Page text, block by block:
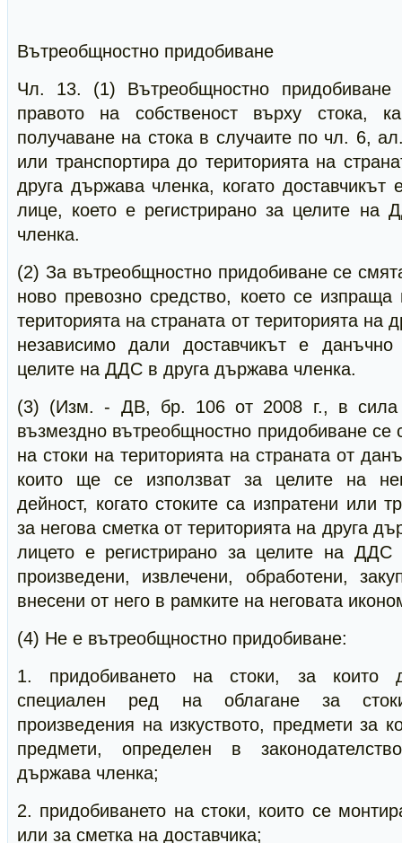
Вътреобщностно придобиване
Чл. 13. (1) Вътреобщностно придобиване
правото на собственост върху стока,
получаване на стока в случаите по чл. 6,
или транспортира до територията на
друга държава членка, когато
лице, което е регистрирано за целите на
членка.
(2) За вътреобщностно придобиване се
ново превозно средство, което се изпраща
територията на страната от територията на
независимо дали доставчикът е
целите на ДДС в друга държава членка.
(3) (Изм. - ДВ, бр. 106 от 2008 г., в сила
възмездно вътреобщностно придобиване се
на стоки на територията на страната от
които ще се използват за целите на
дейност, когато стоките са изпратени или
за негова сметка от територията на друга
лицето е регистрирано за целите на ДДС
произведени, извлечени, обработени,
внесени от него в рамките на неговата
(4) Не е вътреобщностно придобиване:
1. придобиването на стоки, за които
специален ред на облагане за
произведения на изкуството, предмети за
предмети, определен в
държава членка;
2. придобиването на стоки, които се
или за сметка на доставчика;